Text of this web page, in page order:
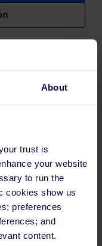
About
trust is
your website
to run the
cookies show us
preferences
and
content.
de
24 horas en